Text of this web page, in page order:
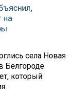
на
села Новая
Белгороде
который